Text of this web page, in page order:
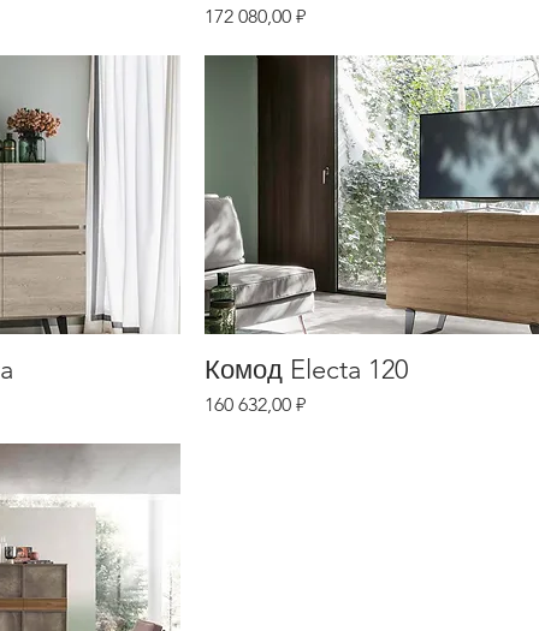
Цена
172 080,00 ₽
Комод Electa 120
Цена
160 632,00 ₽